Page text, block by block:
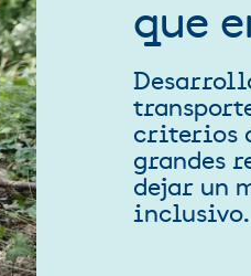
que
criterios
grandes
dejar un
inclusivo.